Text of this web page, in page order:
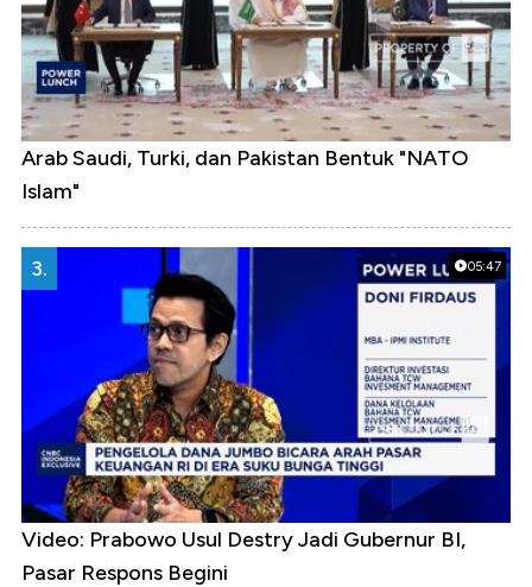
Arab Saudi, Turki, dan Pakistan Bentuk "NATO
Islam"
05:47
3.
Video: Prabowo Usul Destry Jadi Gubernur BI,
Pasar Respons Begini